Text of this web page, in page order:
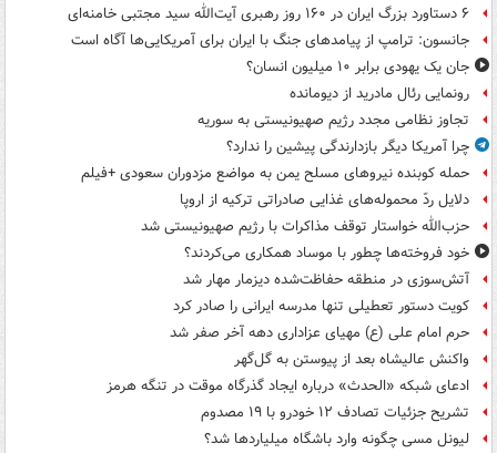
۶ دستاورد بزرگ ایران در ۱۶۰ روز رهبری آیت‌الله سید مجتبی خامنه‌ای
جانسون: ترامپ از پیامدهای جنگ با ایران برای آمریکایی‌ها آگاه است
جان یک یهودی برابر ۱۰ میلیون انسان؟
رونمایی رئال مادرید از دیومانده
تجاوز نظامی مجدد رژیم صهیونیستی به سوریه
چرا آمریکا دیگر بازدارندگی پیشین را ندارد؟
حمله کوبنده نیروهای مسلح یمن به مواضع مزدوران سعودی +فیلم
دلایل ردّ محموله‌های غذایی صادراتی ترکیه از اروپا
حزب‌الله خواستار توقف مذاکرات با رژیم صهیونیستی شد
خود فروخته‌ها چطور با موساد همکاری می‌کردند؟
آتش‌سوزی در منطقه حفاظت‌شده دیزمار مهار شد
کویت دستور تعطیلی تنها مدرسه ایرانی را صادر کرد
حرم امام علی (ع) مهیای عزاداری دهه آخر صفر شد
واکنش عالیشاه بعد از پیوستن به گل‌گهر
ادعای شبکه «الحدث» درباره ایجاد گذرگاه موقت در تنگه هرمز
تشریح جزئیات تصادف ۱۲ خودرو با ۱۹ مصدوم
لیونل مسی چگونه وارد باشگاه میلیاردها شد؟